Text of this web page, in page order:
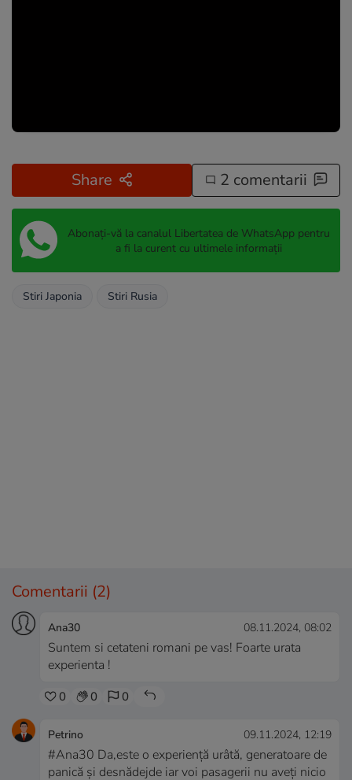
Share 2 comentarii
Abonați-vă la canalul Libertatea de WhatsApp pentru
a fi la curent cu ultimele informații
Stiri Japonia Stiri Rusia
Comentarii (2)
Ana30 08.11.2024, 08:02
Suntem si cetateni romani pe vas! Foarte urata
experienta !
0 0 0
Petrino 09.11.2024, 12:19
#Ana30 Da,este o experiență urâtă, generatoare de
panică și desnădejde iar voi pasagerii nu aveți nicio